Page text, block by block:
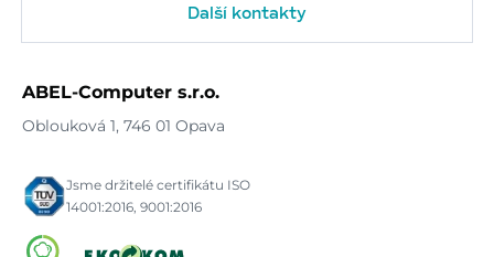
Další kontakty
ABEL-Computer s.r.o.
Oblouková 1, 746 01 Opava
Jsme držitelé certifikátu ISO
14001:2016, 9001:2016